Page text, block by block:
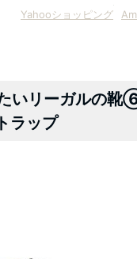
Yahooショッピング
いリーガルの
ラップ